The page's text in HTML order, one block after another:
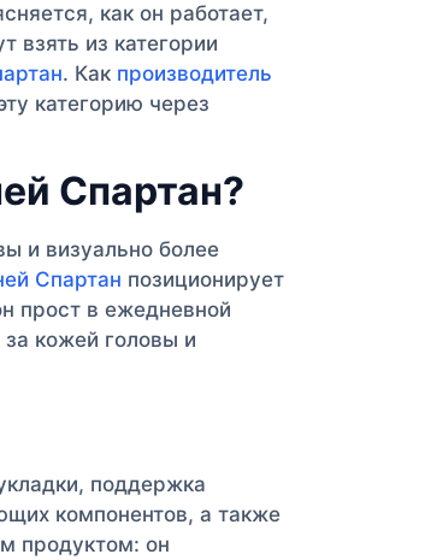
как он работает,
взять из категории
. Как производитель
категорию через
Спартан?
и визуально более
Спартан позиционирует
прост в ежедневной
кожей головы и
поддержка
компонентов, а также
продуктом: он